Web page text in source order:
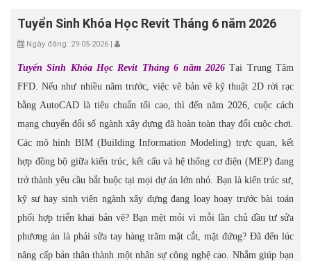
Tuyển Sinh Khóa Học Revit Tháng 6 năm 2026
Ngày đăng: 29-05-2026 |
Tuyển Sinh Khóa Học Revit Tháng 6 năm 2026Tại Trung Tâm
FFD. Nếu như nhiều năm trước, việc vẽ bản vẽ kỹ thuật 2D rời rạc
bằng AutoCAD là tiêu chuẩn tối cao, thì đến năm 2026, cuộc cách
mạng chuyển đổi số ngành xây dựng đã hoàn toàn thay đổi cuộc chơi.
Các mô hình BIM (Building Information Modeling) trực quan, kết
hợp đồng bộ giữa kiến trúc, kết cấu và hệ thống cơ điện (MEP) đang
trở thành yêu cầu bắt buộc tại mọi dự án lớn nhỏ. Bạn là kiến trúc sư,
kỹ sư hay sinh viên ngành xây dựng đang loay hoay trước bài toán
phối hợp triển khai bản vẽ? Bạn mệt mỏi vì mỗi lần chủ đầu tư sửa
phương án là phải sửa tay hàng trăm mặt cắt, mặt đứng? Đã đến lúc
nâng cấp bản thân thành một nhân sự công nghệ cao. Nhằm giúp bạn